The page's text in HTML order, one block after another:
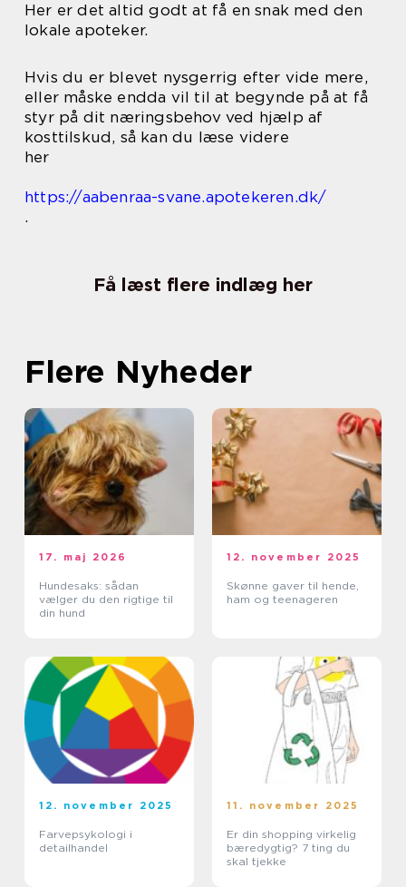
Her er det altid godt at få en snak med den
lokale apoteker.
Hvis du er blevet nysgerrig efter vide mere,
eller måske endda vil til at begynde på at få
styr på dit næringsbehov ved hjælp af
kosttilskud, så kan du læse videre
her
https://aabenraa-svane.apotekeren.dk/
.
Få læst flere indlæg her
Flere Nyheder
17. maj 2026
Hundesaks: sådan
vælger du den rigtige til
din hund
12. november 2025
Skønne gaver til hende,
ham og teenageren
12. november 2025
Farvepsykologi i
detailhandel
11. november 2025
Er din shopping virkelig
bæredygtig? 7 ting du
skal tjekke